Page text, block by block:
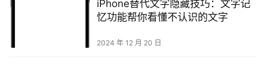
iPhone替代文字隐藏技巧：文字记
忆功能帮你看懂不认识的文字
2024 年 12 月 20 日